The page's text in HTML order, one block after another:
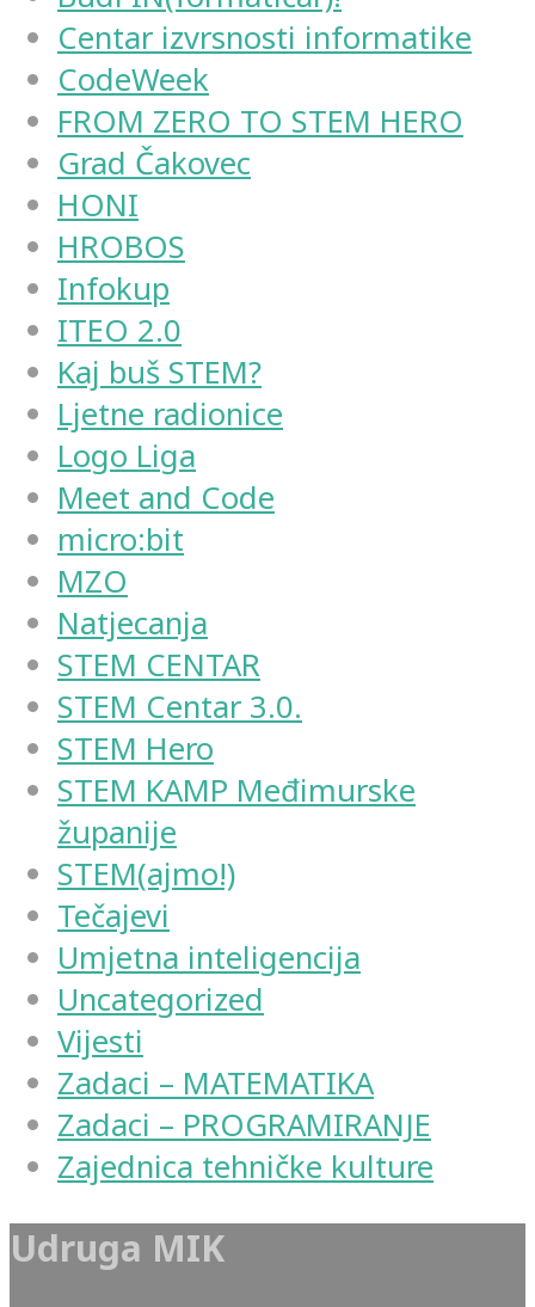
Centar izvrsnosti informatike
CodeWeek
FROM ZERO TO STEM HERO
Grad Čakovec
HONI
HROBOS
Infokup
ITEO 2.0
Kaj buš STEM?
Ljetne radionice
Logo Liga
Meet and Code
micro:bit
MZO
Natjecanja
STEM CENTAR
STEM Centar 3.0.
STEM Hero
STEM KAMP Međimurske
županije
STEM(ajmo!)
Tečajevi
Umjetna inteligencija
Uncategorized
Vijesti
Zadaci – MATEMATIKA
Zadaci – PROGRAMIRANJE
Zajednica tehničke kulture
Udruga MIK